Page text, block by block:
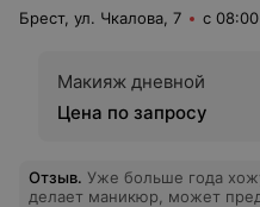
Брест, ул. Чкалова, 7 с 08:00
Макияж дневной
Цена по запросу
Отзыв. Уже больше года
делает маникюр, может